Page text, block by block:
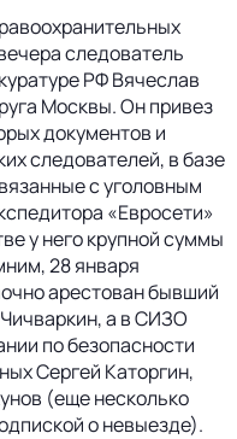
следователь
РФ Вячеслав
Москвы. Он привез
документов и
следователей, в базе
с уголовным
«Евросети»
у него крупной суммы
28 января
арестован бывший
а в СИЗО
по безопасности
Сергей Каторгин,
(еще несколько
о невыезде).